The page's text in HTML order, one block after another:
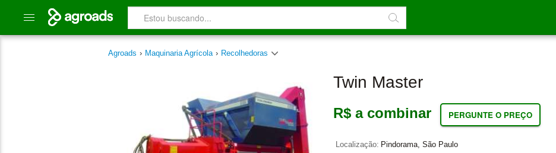
Agroads › Maquinaria Agrícola › Recolhedoras
Twin Master
R$ a combinar PERGUNTE O PREÇO
Localização: Pindorama, São Paulo